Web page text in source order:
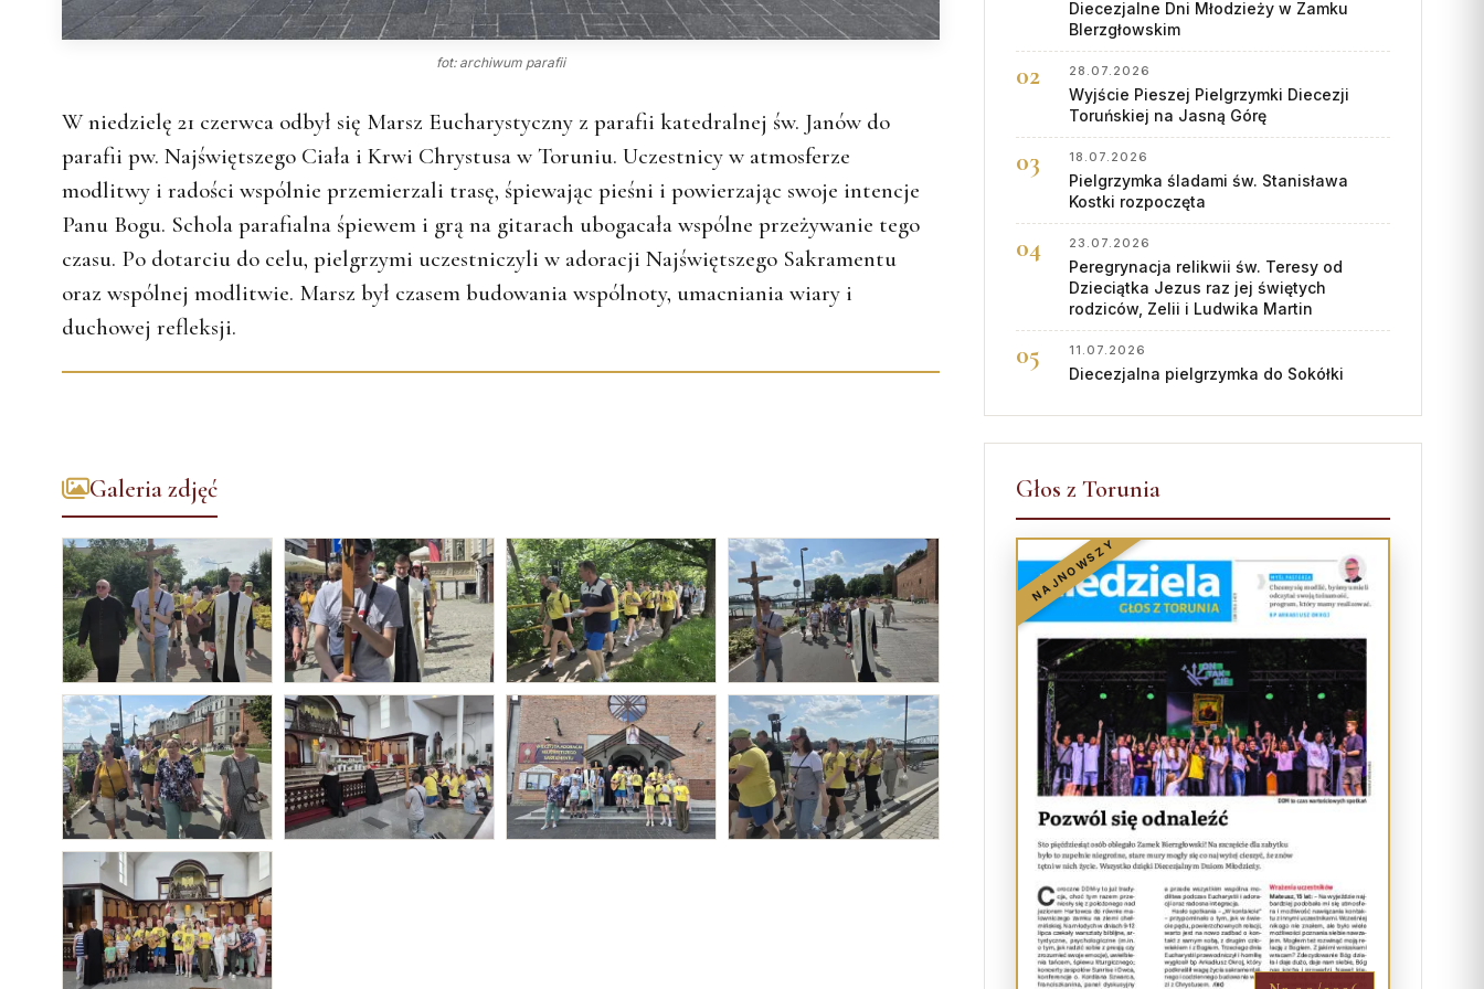
fot: archiwum parafii
W niedzielę 21 czerwca odbył się Marsz Eucharystyczny z parafii katedralnej św. Janów do
parafii pw. Najświętszego Ciała i Krwi Chrystusa w Toruniu. Uczestnicy w atmosferze
modlitwy i radości wspólnie przemierzali trasę, śpiewając pieśni i powierzając swoje intencje
Panu Bogu. Schola parafialna śpiewem i grą na gitarach ubogacała wspólne przeżywanie tego
czasu. Po dotarciu do celu, pielgrzymi uczestniczyli w adoracji Najświętszego Sakramentu
oraz wspólnej modlitwie. Marsz był czasem budowania wspólnoty, umacniania wiary i
duchowej refleksji.
Galeria zdjęć
Diecezjalne Dni Młodzieży w Zamku
BIerzgłowskim
28.07.2026
Wyjście Pieszej Pielgrzymki Diecezji
Toruńskiej na Jasną Górę
18.07.2026
Pielgrzymka śladami św. Stanisława
Kostki rozpoczęta
23.07.2026
Peregrynacja relikwii św. Teresy od
Dzieciątka Jezus raz jej świętych
rodziców, Zelii i Ludwika Martin
11.07.2026
Diecezjalna pielgrzymka do Sokółki
Głos z Torunia
NAJNOWSZY